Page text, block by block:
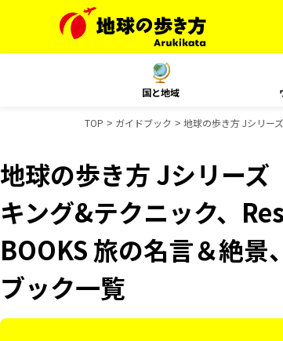
国と地域
TOP ガイドブック 地球の歩き方 Jシリー
地球の歩き方 Jシリー
キング&テクニック、
BOOKS 旅の名言＆絶景
ブック一覧